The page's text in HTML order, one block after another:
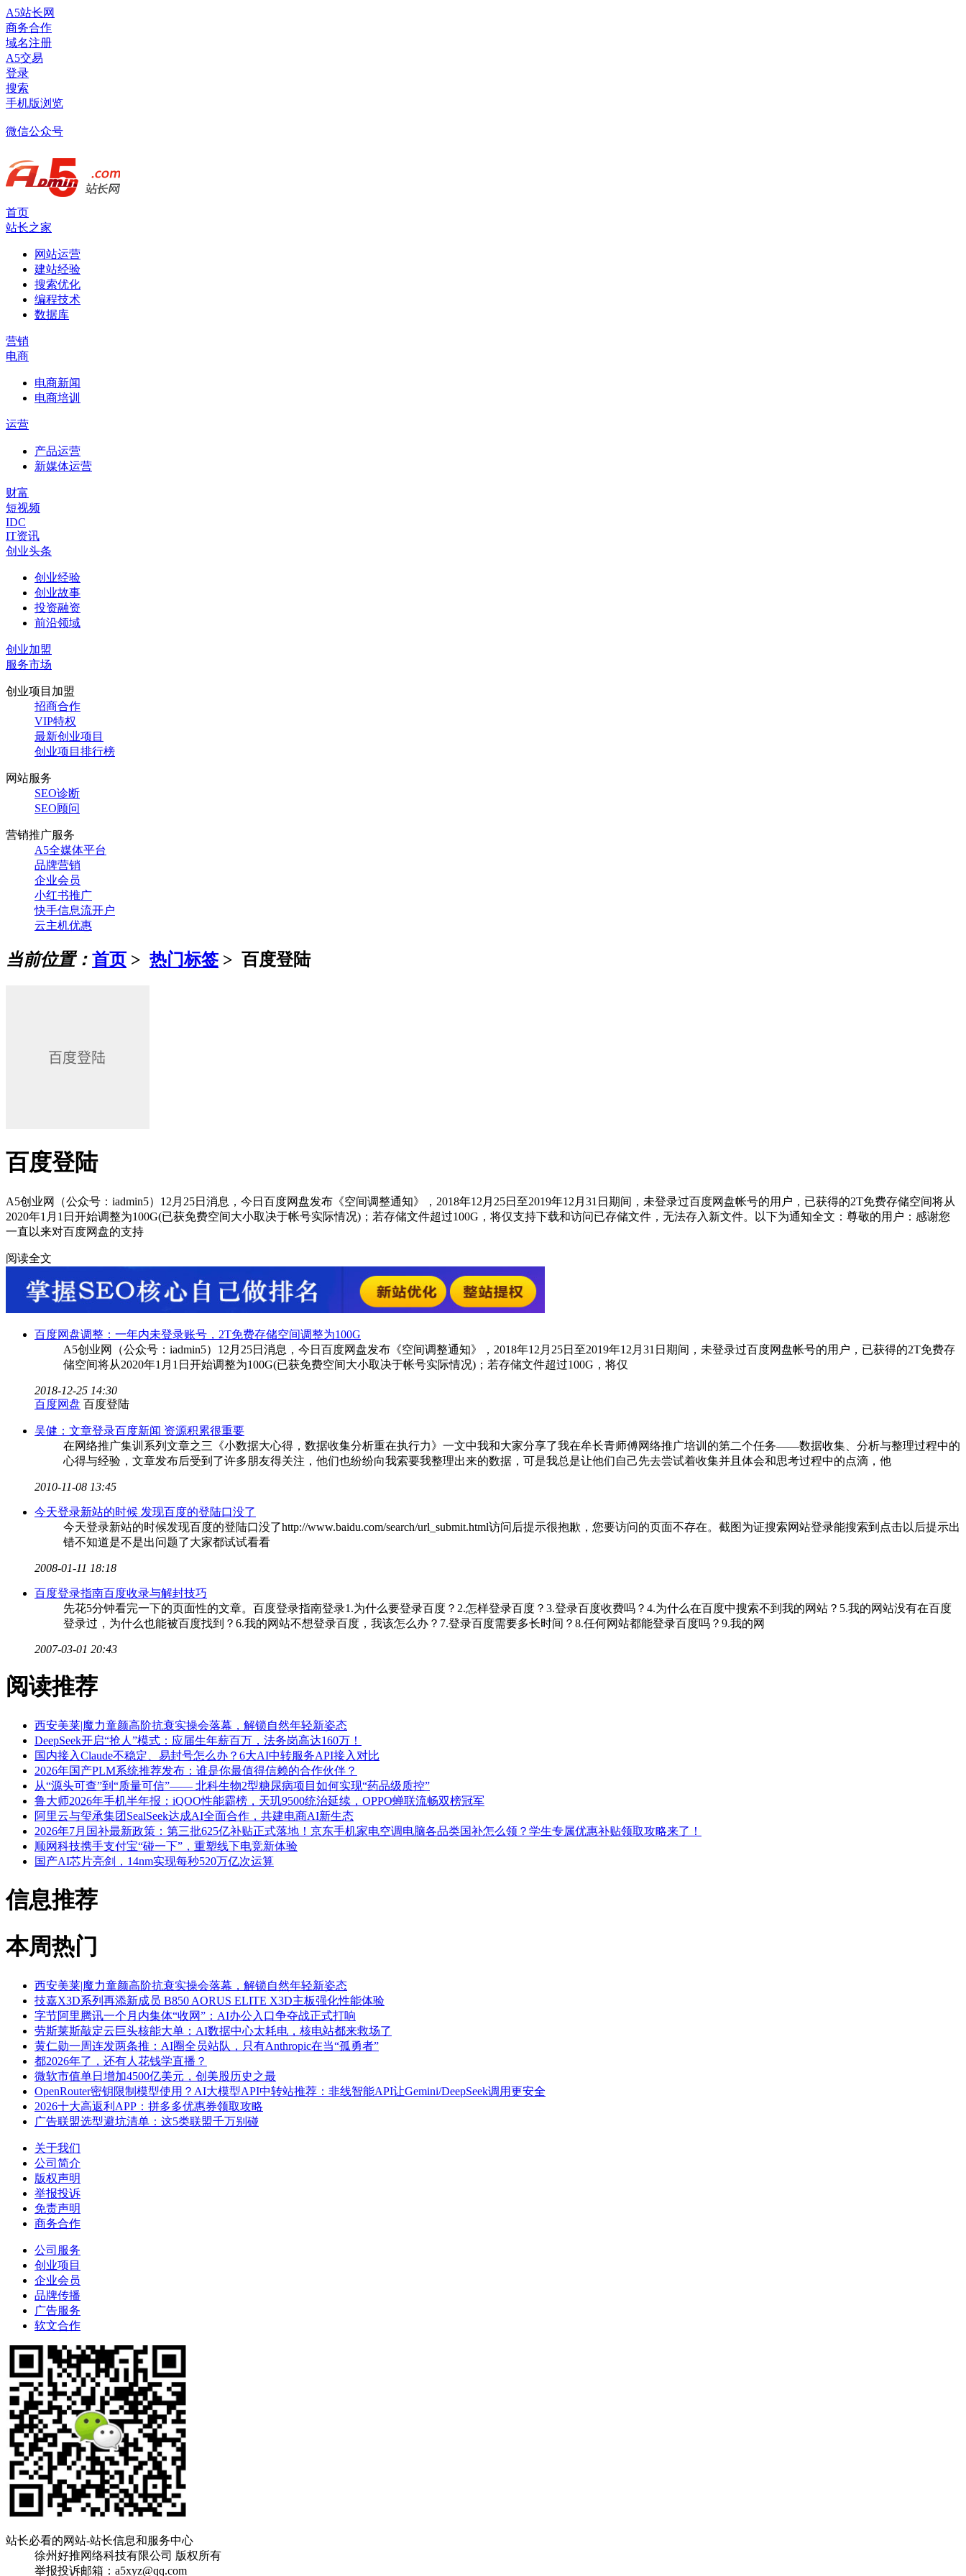
A5站长网
商务合作
域名注册
A5交易
登录
搜索
手机版浏览
微信公众号
首页
站长之家
网站运营
建站经验
搜索优化
编程技术
数据库
营销
电商
电商新闻
电商培训
运营
产品运营
新媒体运营
财富
短视频
IDC
IT资讯
创业头条
创业经验
创业故事
投资融资
前沿领域
创业加盟
服务市场
创业项目加盟
招商合作
VIP特权
最新创业项目
创业项目排行榜
网站服务
SEO诊断
SEO顾问
营销推广服务
A5全媒体平台
品牌营销
企业会员
小红书推广
快手信息流开户
云主机优惠
当前位置： 首页 > 热门标签 > 百度登陆
百度登陆
A5创业网（公众号：iadmin5）12月25日消息，今日百度网盘发布《空间调整通知》，2018年12月25日至2019年12月31日期间，未登录过百度网盘帐号的用户，已获得的2T免费存储空间将从
2020年1月1日开始调整为100G(已获免费空间大小取决于帐号实际情况)；若存储文件超过100G，将仅支持下载和访问已存储文件，无法存入新文件。以下为通知全文：尊敬的用户：感谢您
一直以来对百度网盘的支持
阅读全文
百度网盘调整：一年内未登录账号，2T免费存储空间调整为100G
A5创业网（公众号：iadmin5）12月25日消息，今日百度网盘发布《空间调整通知》，2018年12月25日至2019年12月31日期间，未登录过百度网盘帐号的用户，已获得的2T免费存
储空间将从2020年1月1日开始调整为100G(已获免费空间大小取决于帐号实际情况)；若存储文件超过100G，将仅
2018-12-25 14:30
百度网盘 百度登陆
吴健：文章登录百度新闻 资源积累很重要
在网络推广集训系列文章之三《小数据大心得，数据收集分析重在执行力》一文中我和大家分享了我在牟长青师傅网络推广培训的第二个任务——数据收集、分析与整理过程中的
心得与经验，文章发布后受到了许多朋友得关注，他们也纷纷向我索要我整理出来的数据，可是我总是让他们自己先去尝试着收集并且体会和思考过程中的点滴，他
2010-11-08 13:45
今天登录新站的时候 发现百度的登陆口没了
今天登录新站的时候发现百度的登陆口没了http://www.baidu.com/search/url_submit.html访问后提示很抱歉，您要访问的页面不存在。截图为证搜索网站登录能搜索到点击以后提示出
错不知道是不是出问题了大家都试试看看
2008-01-11 18:18
百度登录指南百度收录与解封技巧
先花5分钟看完一下的页面性的文章。百度登录指南登录1.为什么要登录百度？2.怎样登录百度？3.登录百度收费吗？4.为什么在百度中搜索不到我的网站？5.我的网站没有在百度
登录过，为什么也能被百度找到？6.我的网站不想登录百度，我该怎么办？7.登录百度需要多长时间？8.任何网站都能登录百度吗？9.我的网
2007-03-01 20:43
阅读推荐
西安美莱|魔力童颜高阶抗衰实操会落幕，解锁自然年轻新姿态
DeepSeek开启“抢人”模式：应届生年薪百万，法务岗高达160万！
国内接入Claude不稳定、易封号怎么办？6大AI中转服务API接入对比
2026年国产PLM系统推荐发布：谁是你最值得信赖的合作伙伴？
从“源头可查”到“质量可信”—— 北科生物2型糖尿病项目如何实现“药品级质控”
鲁大师2026年手机半年报：iQOO性能霸榜，天玑9500统治延续，OPPO蝉联流畅双榜冠军
阿里云与玺承集团SealSeek达成AI全面合作，共建电商AI新生态
2026年7月国补最新政策：第三批625亿补贴正式落地！京东手机家电空调电脑各品类国补怎么领？学生专属优惠补贴领取攻略来了！
顺网科技携手支付宝“碰一下”，重塑线下电竞新体验
国产AI芯片亮剑，14nm实现每秒520万亿次运算
信息推荐
本周热门
西安美莱|魔力童颜高阶抗衰实操会落幕，解锁自然年轻新姿态
技嘉X3D系列再添新成员 B850 AORUS ELITE X3D主板强化性能体验
字节阿里腾讯一个月内集体“收网”：AI办公入口争夺战正式打响
劳斯莱斯敲定云巨头核能大单：AI数据中心太耗电，核电站都来救场了
黄仁勋一周连发两条推：AI圈全员站队，只有Anthropic在当“孤勇者”
都2026年了，还有人花钱学直播？
微软市值单日增加4500亿美元，创美股历史之最
OpenRouter密钥限制模型使用？AI大模型API中转站推荐：非线智能API让Gemini/DeepSeek调用更安全
2026十大高返利APP：拼多多优惠券领取攻略
广告联盟选型避坑清单：这5类联盟千万别碰
关于我们
公司简介
版权声明
举报投诉
免责声明
商务合作
公司服务
创业项目
企业会员
品牌传播
广告服务
软文合作
站长必看的网站-站长信息和服务中心
徐州好推网络科技有限公司 版权所有
举报投诉邮箱：a5xyz@qq.com